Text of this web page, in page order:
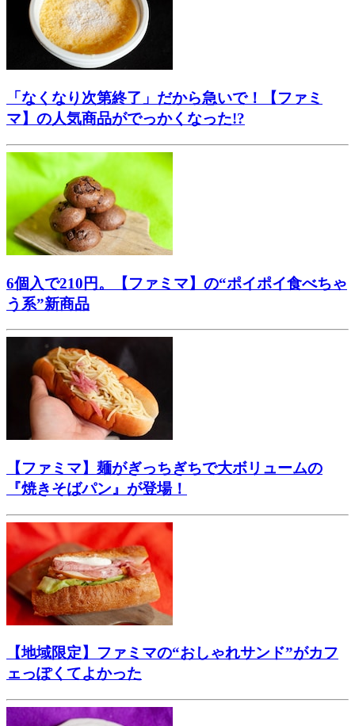
「なくなり次第終了」だから急いで！【ファミ
マ】の人気商品がでっかくなった!?
6個入で210円。【ファミマ】の“ポイポイ食べちゃ
う系”新商品
【ファミマ】麺がぎっちぎちで大ボリュームの
『焼きそばパン』が登場！
【地域限定】ファミマの“おしゃれサンド”がカフ
ェっぽくてよかった